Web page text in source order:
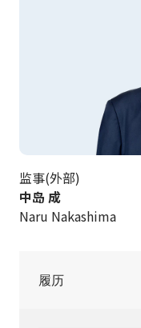
监事(外部)
中岛 成
Naru Nakashima
履历